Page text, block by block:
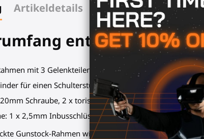
Artikeldetails
enthalten:
mit 3 Gelenkteilen, 1 genuteter Halter für den
für einen Schulterstütze (nicht enthalten)
Schraube, 2 x torische Gelenke, 1 x M6 Mutter, 1
1 x 2,5mm Inbusschlüssel, 1 x 4mm Inbusschlüssel
Gunstock-Rahmen wird ohne Controller-